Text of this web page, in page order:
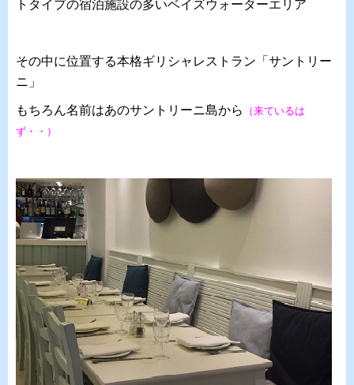
トタイプの宿泊施設の多いベイズウォーターエリア
その中に位置する本格ギリシャレストラン「サントリー
ニ」
もちろん名前はあのサントリーニ島から
（来ているは
ず・・）